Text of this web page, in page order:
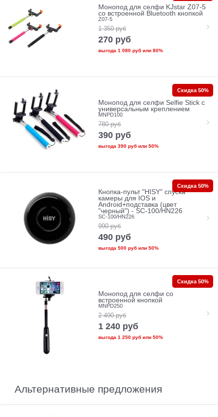
Монопод для селфи KJstar Z07-5
cо встроенной Bluetooth кнопкой
Z07-5
1 350 руб
270 руб
выгода 1 080 рубили 80%
Монопод для селфи Selfie Stick с
универсальным креплением
MNPD100
780 руб
390 руб
выгода 390 рубили 50%
Скидка 50%
Кнопка-пульт "HISY" спуска
камеры для IOS и
Android+подставка (цвет
"черный") - SC-100/HN226
SC-100/HN226
990 руб
490 руб
выгода 500 рубили 50%
Скидка 50%
Монопод для селфи со
встроенной кнопкой
MNPD250
2 490 руб
1 240 руб
выгода 1 250 рубили 50%
Скидка 50%
Альтернативные предложения